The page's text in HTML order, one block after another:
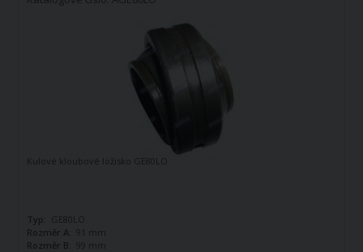
Kulové kloubové ložisko GE80LO
Typ:
GE80LO
Rozměr A:
91 mm
Rozměr B:
99 mm